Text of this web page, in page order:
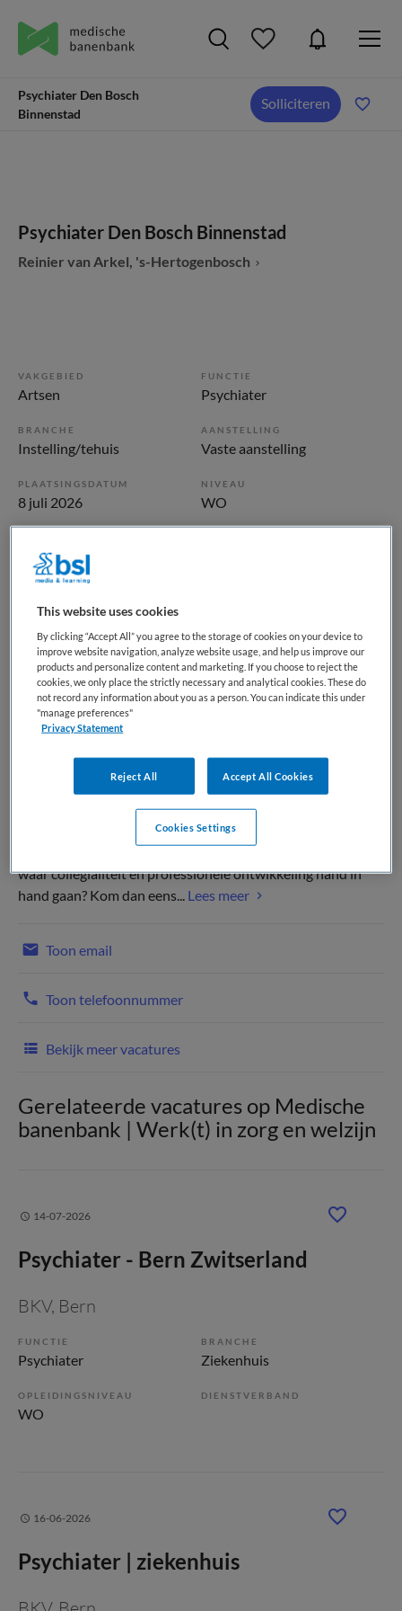
Psychiater Den Bosch
Binnenstad
Solliciteren
Psychiater Den Bosch Binnenstad
Reinier van Arkel, 's-Hertogenbosch
VAKGEBIED
Artsen
FUNCTIE
Psychiater
BRANCHE
Instelling/tehuis
AANSTELLING
Vaste aanstelling
PLAATSINGSDATUM
8 juli 2026
NIVEAU
WO
Ervaren
Vacature niet beschikbaar
Deze vacature Psychiater Den Bosch Binnenstad bij Reinier
van Arkel is niet meer actueel. Hieronder staan enkele
vergelijkbare vacatures die voor u wellicht interessant zijn.
waar collegialiteit en professionele ontwikkeling hand in
hand gaan? Kom dan eens... Lees meer
Toon email
Toon telefoonnummer
Bekijk meer vacatures
Gerelateerde vacatures op Medische
banenbank | Werk(t) in zorg en welzijn
14-07-2026
Psychiater - Bern Zwitserland
BKV, Bern
FUNCTIE
Psychiater
BRANCHE
Ziekenhuis
OPLEIDINGSNIVEAU
WO
DIENSTVERBAND
16-06-2026
Psychiater | ziekenhuis
This website uses cookies
By clicking “Accept All” you agree to the storage of cookies on your device to
improve website navigation, analyze website usage, and help us improve our
products and personalize content and marketing. If you choose to reject the
cookies, we only place the strictly necessary and analytical cookies. These do
not record any information about you as a person. You can indicate this under
"manage preferences"
Privacy Statement
Reject All Accept All Cookies
Cookies Settings